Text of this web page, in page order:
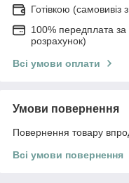
Готівкою (самовивіз
100% передплата за
розрахунок)
Всі умови оплати
Умови повернення
Повернення товару
Всі умови повернення